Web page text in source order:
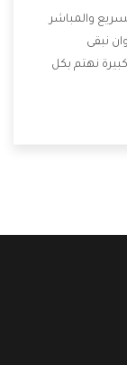
والمباشر
نبقى
نهتم بكل
من أهم